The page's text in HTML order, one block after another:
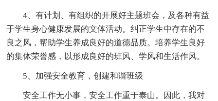
4、有计划、有组织的开展好主题班会，及各种有益
于学生身心健康发展的文体活动。纠正学生中存在的不
良之风，帮助学生养成良好的道德品质。培养学生良好
的集体荣誉感，以形成良好的班风、学风和生活作风。
5、加强安全教育，创建和谐班级
安全工作无小事，安全工作重于泰山。因此，我对